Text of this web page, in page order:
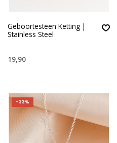
Geboortesteen Ketting |
Stainless Steel
19,90
-33%